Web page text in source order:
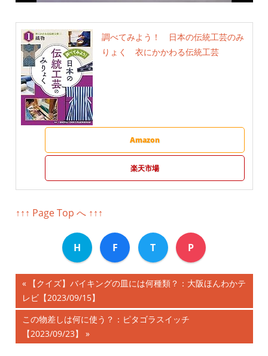
調べてみよう！ 日本の伝統工芸のみ
りょく 衣にかかわる伝統工芸
Amazon
楽天市場
↑↑↑ Page Top へ ↑↑↑
H F T P
投
稿
ナ
前
の
記
事:
【クイズ】バイキングの皿には何種類？：大阪ほんわかテ
レビ【2023/09/15】
次
の
この物差しは何に使う？：ピタゴラスイッチ
【2023/09/23】